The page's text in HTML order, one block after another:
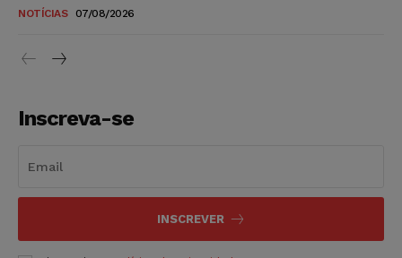
NOTÍCIAS 07/08/2026
Inscreva-se
INSCREVER